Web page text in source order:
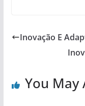
Inovação E
You May